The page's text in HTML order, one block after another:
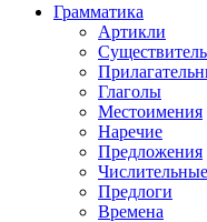
Грамматика
Артикли
Глаголы
Местоимения
Наречие
Предложения
Числительные
Предлоги
Времена